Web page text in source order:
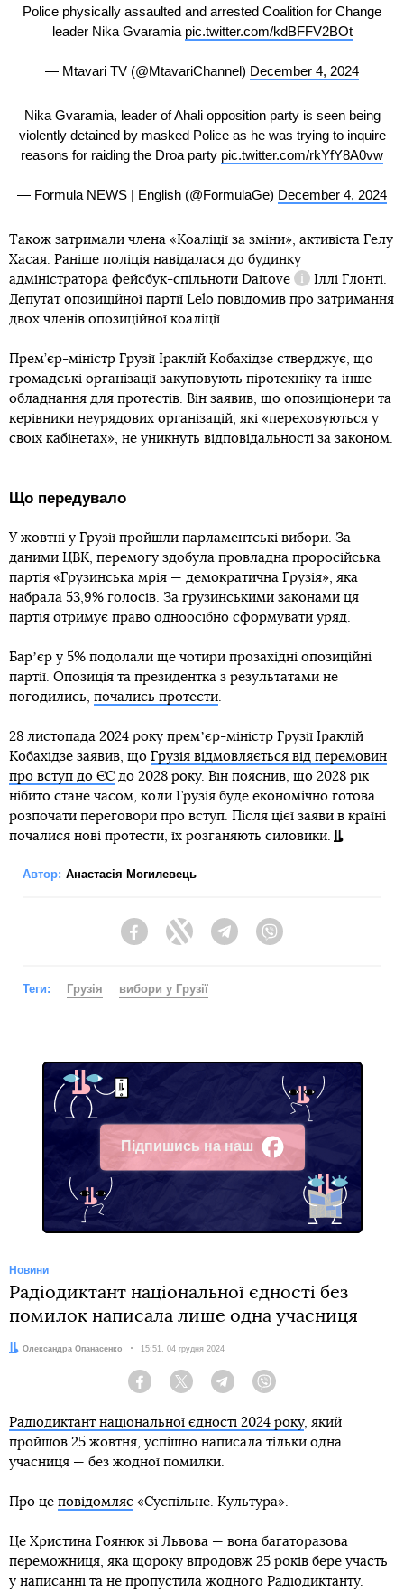
Police physically assaulted and arrested Coalition for Change
leader Nika Gvaramia pic.twitter.com/kdBFFV2BOt
— Mtavari TV (@MtavariChannel) December 4, 2024
Nika Gvaramia, leader of Ahali opposition party is seen being
violently detained by masked Police as he was trying to inquire
reasons for raiding the Droa party pic.twitter.com/rkYfY8A0vw
— Formula NEWS | English (@FormulaGe) December 4, 2024
Також затримали члена «Коаліції за зміни», активіста Гелу
Хасая. Раніше поліція навідалася до будинку
адміністратора фейсбук-спільноти Daitove
Довідка
Іллі Глонті.
Депутат опозиційної партії Lelo повідомив про затримання
двох членів опозиційної коаліції.
Прем’єр-міністр Грузії Іраклій Кобахідзе стверджує, що
громадські організації закуповують піротехніку та інше
обладнання для протестів. Він заявив, що опозиціонери та
керівники неурядових організацій, які «переховуються у
своїх кабінетах», не уникнуть відповідальності за законом.
Що передувало
У жовтні у Грузії пройшли парламентські вибори. За
даними ЦВК, перемогу здобула провладна проросійська
партія «Грузинська мрія — демократична Грузія», яка
набрала 53,9% голосів. За грузинськими законами ця
партія отримує право одноосібно сформувати уряд.
Барʼєр у 5% подолали ще чотири прозахідні опозиційні
партії. Опозиція та президентка з результатами не
погодились, почались протести
28 листопада 2024 року премʼєр-міністр Грузії Іраклій
Кобахідзе заявив, що Грузія відмовляється від перемовин
про вступ до ЄС до 2028 року. Він пояснив, що 2028 рік
нібито стане часом, коли Грузія буде економічно готова
розпочати переговори про вступ. Після цієї заяви в країні
почалися нові протести, їх розганяють силовики.
Автор: Анастасія Могилевець
FacebookTwitter Telegram
Теги: Грузія вибори у Грузії
Підпишись на наш
Facebook
Новини
Радіодиктант національної єдності без
помилок написала лише одна учасниця
Автор:
Олександра Опанасенко Дата:
15:51, 04 грудня 2024
Facebook Twitter Telegram
Радіодиктант національної єдності 2024 року, який
пройшов 25 жовтня, успішно написала тільки одна
учасниця — без жодної помилки.
Про це повідомляє «Суспільне. Культура».
Це Христина Гоянюк зі Львова — вона багаторазова
переможниця, яка щороку впродовж 25 років бере участь
у написанні та не пропустила жодного Радіодиктанту.